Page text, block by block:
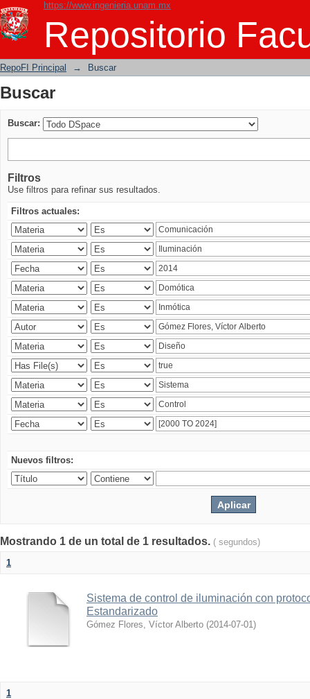
https://www.ingenieria.unam.mx
Repositorio
Buscar
RepoFI Principal → Buscar
Buscar
Buscar:
Filtros
Use filtros para refinar sus resultados.
Filtros actuales:
Nuevos filtros:
Mostrando 1 de un total de 1 resultados. ( segundos)
1
Sistema de control de iluminación con
Estandarizado
Gómez Flores, Víctor Alberto (2014-07-01)
1